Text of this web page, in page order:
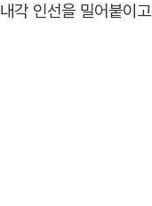
각 인선을 밀어붙이고